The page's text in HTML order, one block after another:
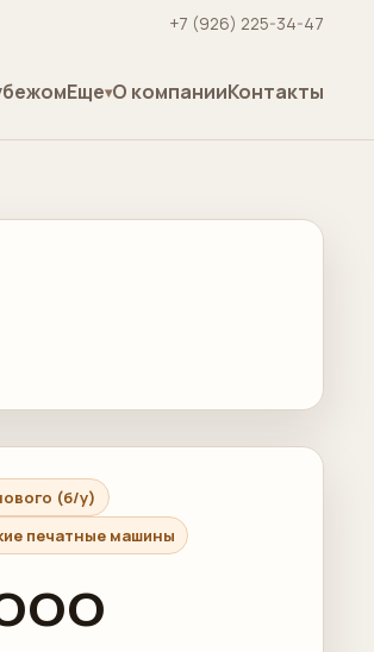
+7 (926) 225-34-47
Еще О компанииКонтакты
(б/у)
печатные машины